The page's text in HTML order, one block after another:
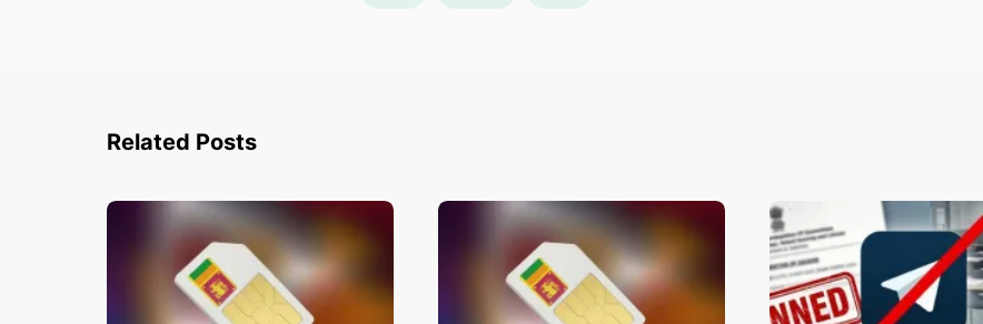
Related Posts